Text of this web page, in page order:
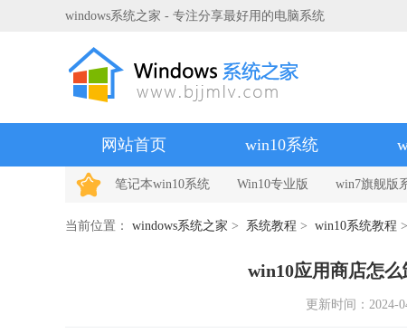
windows系统之家 - 专注分享最好用的电脑系统
网站首页 win10系统
笔记本win10系统 Win10专业版 win7旗舰版
当前位置： windows系统之家 > 系统教程 > win10系统教程
win10应用商店怎
更新时间：2024-